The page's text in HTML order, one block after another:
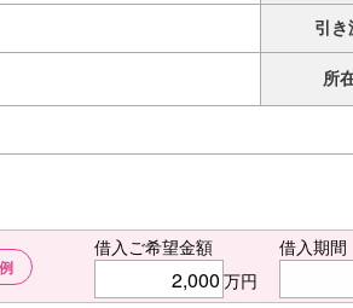
引き
所
借入ご希望金額
万円
借入期間